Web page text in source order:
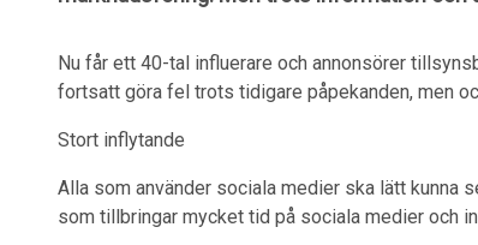
Nu får ett 40-tal influerare och annonsörer
fortsatt göra fel trots tidigare påpekanden, men
Stort inflytande
Alla som använder sociala medier ska lätt kunna
som tillbringar mycket tid på sociala medier och